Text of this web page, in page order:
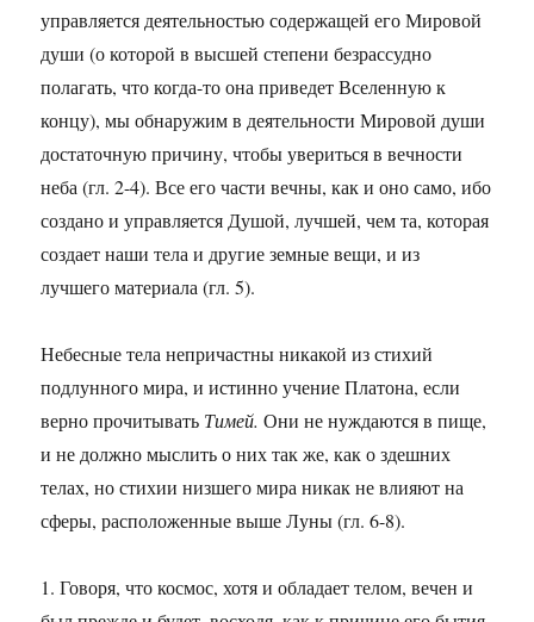
управляется деятельностью содержащей его Мировой
души (о которой в высшей степени безрассудно
полагать, что когда-то она приведет Вселенную к
концу), мы обнаружим в деятельности Мировой души
достаточную причину, чтобы увериться в вечности
неба (гл. 2-4). Все его части вечны, как и оно само, ибо
создано и управляется Душой, лучшей, чем та, которая
создает наши тела и другие земные вещи, и из
лучшего материала (гл. 5).
Небесные тела непричастны никакой из стихий
подлунного мира, и истинно учение Платона, если
верно прочитывать Тимей. Они не нуждаются в пище,
и не должно мыслить о них так же, как о здешних
телах, но стихии низшего мира никак не влияют на
сферы, расположенные выше Луны (гл. 6-8).
1. Говоря, что космос, хотя и обладает телом, вечен и